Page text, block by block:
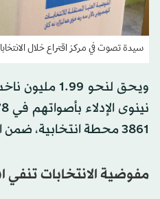
سيدة تصوت في مركز اقتراع خلال
ويحق لنحو
3861 محطة انتخابية، ضمن الدورة البرلمانية السادسة.
مفوضية الانتخابات